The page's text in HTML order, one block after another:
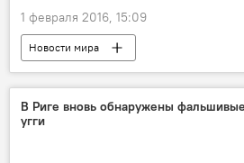
1 февраля 2016, 15:09
Новости мира
В Риге вновь обнаружены фальшивые
угги